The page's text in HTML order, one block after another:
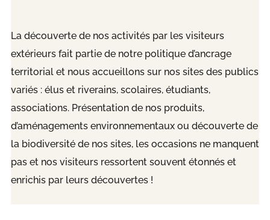
La découverte de nos activités par les visiteurs
extérieurs fait partie de notre politique d’ancrage
territorial et nous accueillons sur nos sites des publics
variés : élus et riverains, scolaires, étudiants,
associations. Présentation de nos produits,
d’aménagements environnementaux ou découverte de
la biodiversité de nos sites, les occasions ne manquent
pas et nos visiteurs ressortent souvent étonnés et
enrichis par leurs découvertes !